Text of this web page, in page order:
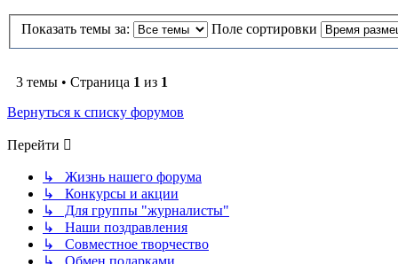
Показать темы за: Поле сортировки
3 темы • Страница 1 из 1
Вернуться к списку форумов
Перейти
↳ Жизнь нашего форума
↳ Конкурсы и акции
↳ Для группы "журналисты"
↳ Наши поздравления
↳ Совместное творчество